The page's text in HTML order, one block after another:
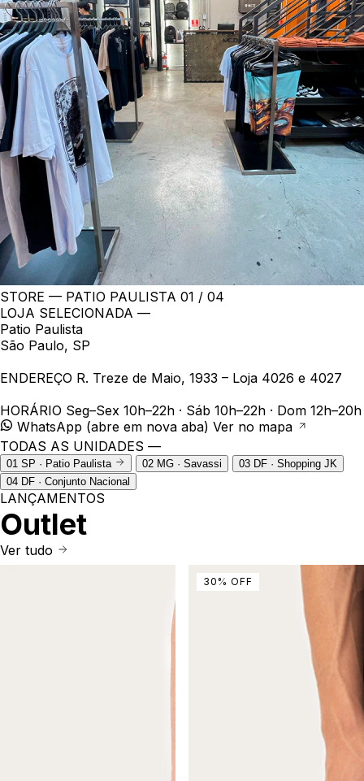
STORE — PATIO PAULISTA 01 / 04
LOJA SELECIONADA —
Patio Paulista
São Paulo, SP
ENDEREÇO R. Treze de Maio, 1933 – Loja 4026 e 4027
HORÁRIO Seg–Sex 10h–22h · Sáb 10h–22h · Dom 12h–20h
WhatsApp (abre em nova aba) Ver no mapa
TODAS AS UNIDADES —
01 SP · Patio Paulista 02 MG · Savassi 03 DF · Shopping JK
04 DF · Conjunto Nacional
LANÇAMENTOS
Outlet
Ver tudo
30 % OFF